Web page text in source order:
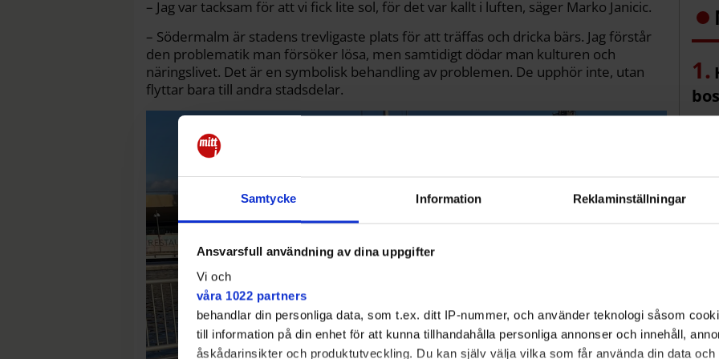
Samtycke Information Reklaminställningar
Ansvarsfull användning av dina uppgifter
Vi och
våra 1022 partners
behandlar din personliga data, som t.ex. ditt IP-nummer, och använder teknologi såsom
till information på din enhet för att kunna tillhandahålla personliga annonser och innehåll,
åskådarinsikter och produktutveckling. Du kan själv välja vilka som får använda din data
– Jag var tacksam för att vi fick lite sol, för det var kallt i luften, säger Marko Janicic.
– Södermalm är stadens trevligaste plats för att träffas och dricka bärs. Jag förstår
den problematik man försöker lösa, men samtidigt dödar man kulturen och
näringslivet. Det är en symbolisk behandling av problemen. De upphör inte, utan
flyttar bara till andra stadsdelar.